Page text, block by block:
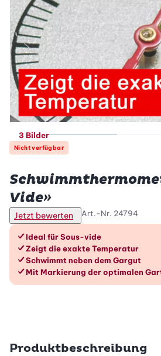
3 Bilder
Nicht verfügbar
Vide»
Jetzt bewerten Art.-Nr. 24794
Die Vorteile im
Ideal für Sous-vide
Zeigt die exakte Temperatur
Schwimmt neben dem Gargut
Mit Markierung der optimalen
Produktbeschreibung